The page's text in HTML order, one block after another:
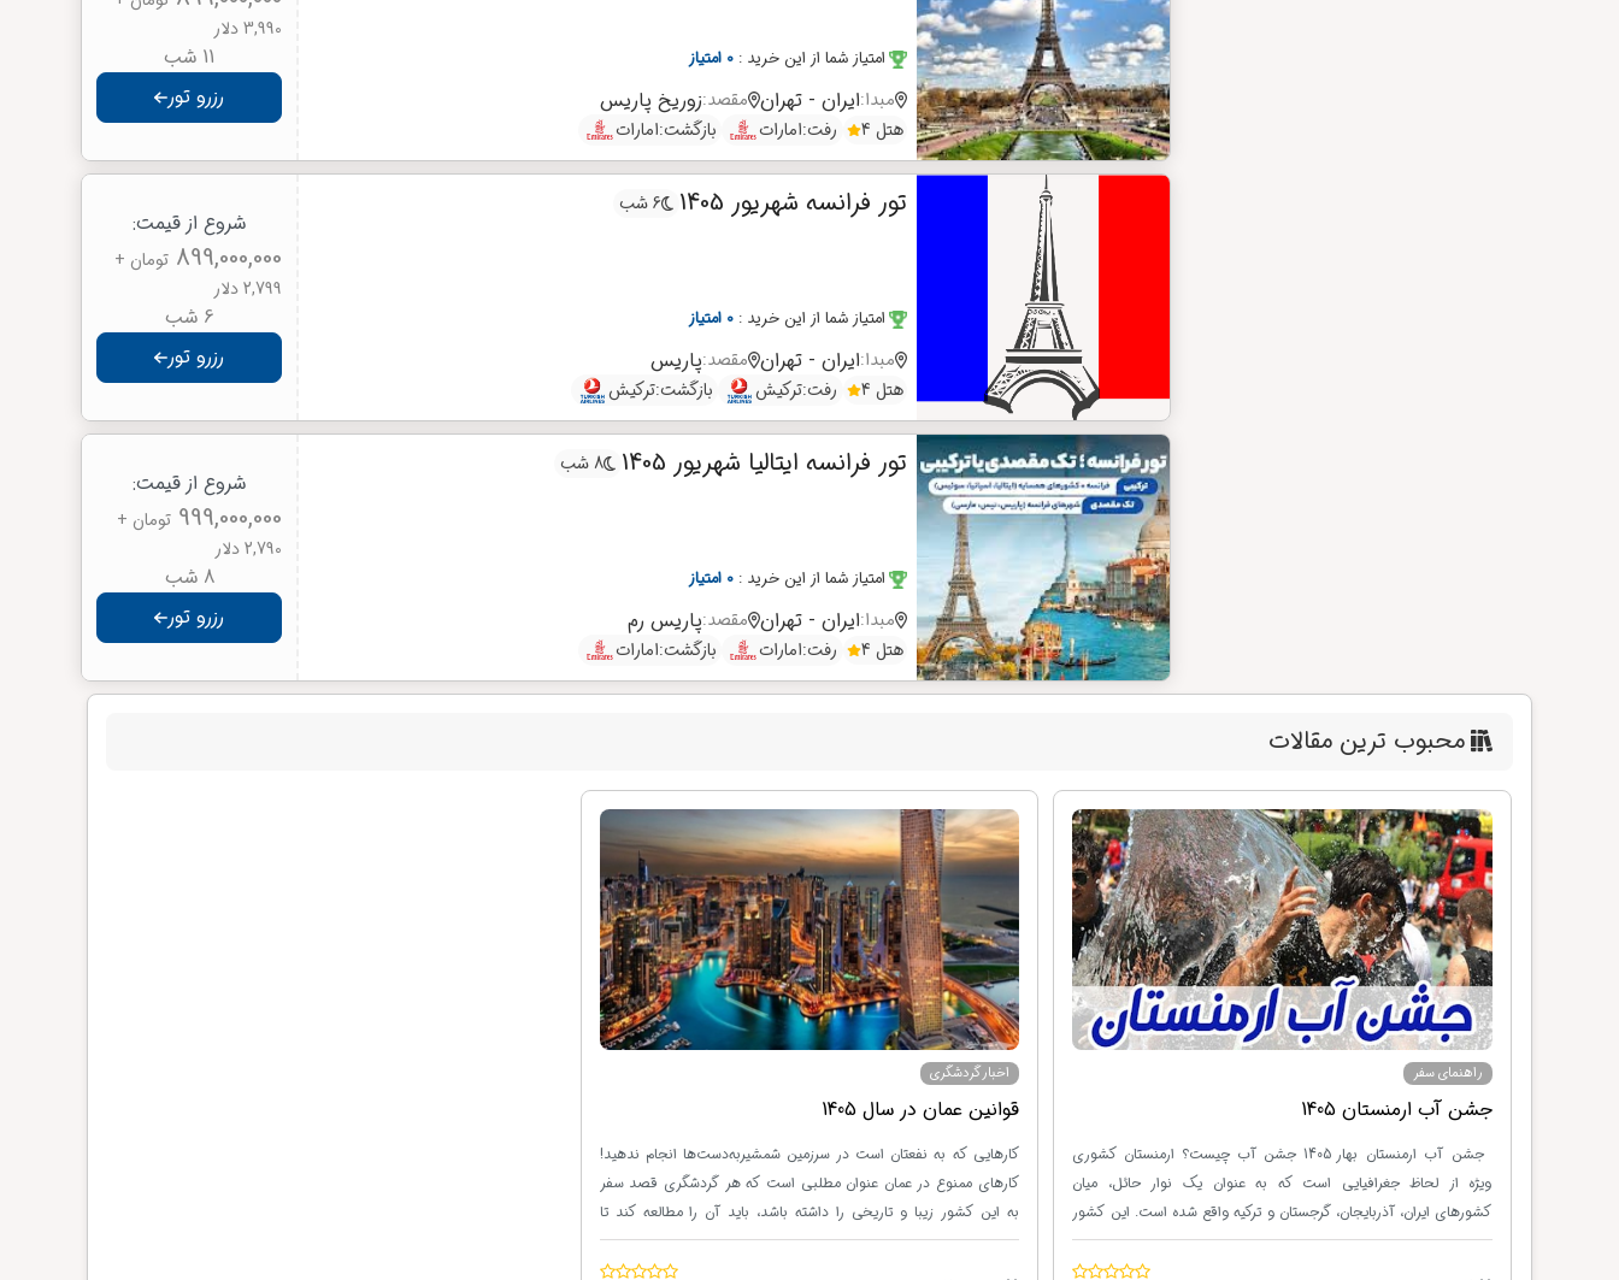
امتیاز شما از این خرید : 0 امتیاز
مبدا:ایران - تهران مقصد:زوریخ پاریس
هتل 4 رفت:امارات بازگشت:امارات
3,990 دلار
11 شب
رزرو تور
تور فرانسه شهریور 1405 6 شب
امتیاز شما از این خرید : 0 امتیاز
مبدا:ایران - تهران مقصد:پاریس
هتل 4 رفت:ترکیش بازگشت:ترکیش
شروع از قیمت:
899,000,000 تومان +
2,799 دلار
6 شب
رزرو تور
تور فرانسه ایتالیا شهریور 1405 8 شب
امتیاز شما از این خرید : 0 امتیاز
مبدا:ایران - تهران مقصد:پاریس رم
هتل 4 رفت:امارات بازگشت:امارات
شروع از قیمت:
999,000,000 تومان +
2,790 دلار
8 شب
رزرو تور
محبوب ترین مقالات
راهنمای سفر
جشن آب ارمنستان 1405
جشن آب ارمنستان بهار 1405 جشن آب چیست؟ ارمنستان کشوری
ویژه از لحاظ جغرافیایی است که به عنوان یک نوار حائل، میان
کشورهای ایران، آذربایجان، گرجستان و ترکیه واقع شده است. این کشور
از زمان‌های قدیم مهد تولد و پرورش آیین‌های باستانی بوده است،
بنابراین مردم این کشور وارث آیین‌های تاریخی‌ای هستند که از
اخبار گردشگری
قوانین عمان در سال 1405
کارهایی که به نفعتان است در سرزمین شمشیربه‌دست‌ها انجام ندهید!
کارهای ممنوع در عمان عنوان مطلبی است که هر گردشگری قصد سفر
به این کشور زیبا و تاریخی را داشته باشد، باید آن را مطالعه کند تا
هنگام سفر به مشکلی برنخورد. با وجود اینکه مردم عمان بسیار محترم و
مهربان هستند و گردشگری برای آن‌ها اهمیت دارد، اما شدیداً نسبت به